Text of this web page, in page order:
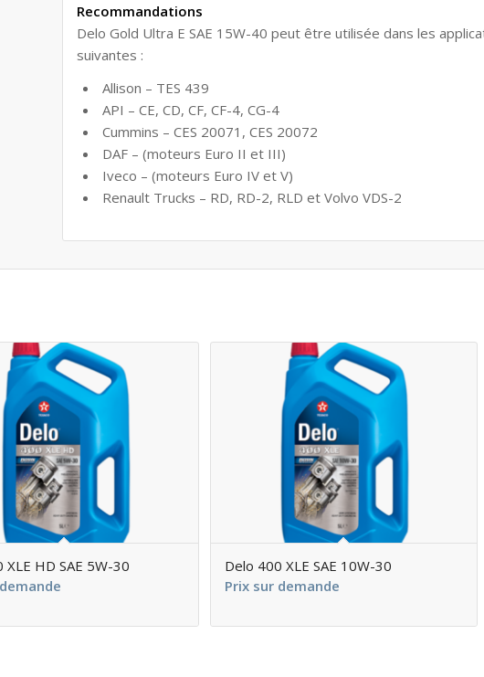
Recommandations
Delo Gold Ultra E SAE 15W-40 peut être utilisée dans les
suivantes :
Allison – TES 439
API – CE, CD, CF, CF-4, CG-4
Cummins – CES 20071, CES 20072
DAF – (moteurs Euro II et III)
Iveco – (moteurs Euro IV et V)
Renault Trucks – RD, RD-2, RLD et Volvo VDS-2
XLE HD SAE 5W-30
Delo 400 XLE SAE 10W-30
Prix sur demande